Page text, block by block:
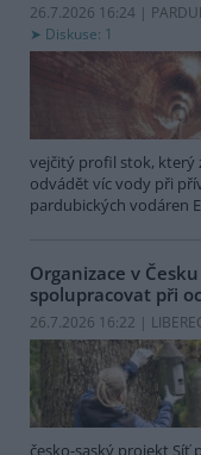
26.7.2026 16:24 |
Diskuse: 1
vejčitý profil stok, který
odvádět víc vody při
pardubických vodáren
Organizace v
spolupracovat při
26.7.2026 16:22 |
česko-saský projekt